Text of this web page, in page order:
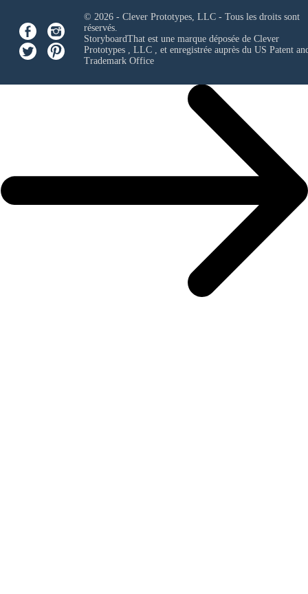
© 2026 - Clever Prototypes, LLC - Tous les droits sont
réservés.
StoryboardThat est une marque déposée de Clever
Prototypes , LLC, et enregistrée auprès du US Patent
Trademark Office